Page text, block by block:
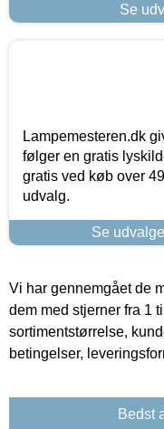
Se
Lampemesteren.dk
følger en gratis
gratis ved køb over
udvalg.
Se
Vi har gennemgået de
dem med stjerner fra 1
sortimentstørrelse,
betingelser,
Bedst